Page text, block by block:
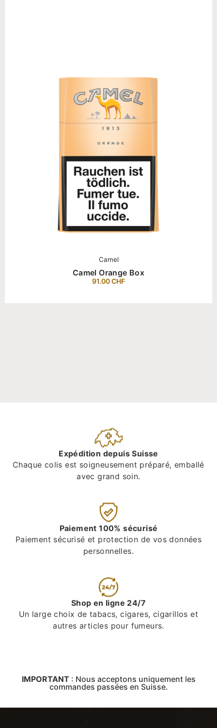
Camel
Camel Orange Box
91.00CHF
Expédition depuis Suisse
Chaque colis est soigneusement préparé, emballé
avec grand soin.
Paiement 100% sécurisé
Paiement sécurisé et protection de vos données
personnelles.
Shop en ligne 24/7
Un large choix de tabacs, cigares, cigarillos et
autres articles pour fumeurs.
IMPORTANT : Nous acceptons uniquement les
commandes passées en Suisse.